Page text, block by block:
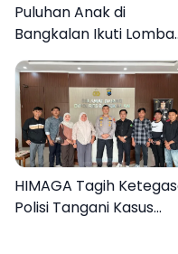
Puluhan Anak di
Bangkalan Ikuti Lomba
Mewarnai Bertema
Liburan Keluarga
HIMAGA Tagih
Polisi Tangani Kasus